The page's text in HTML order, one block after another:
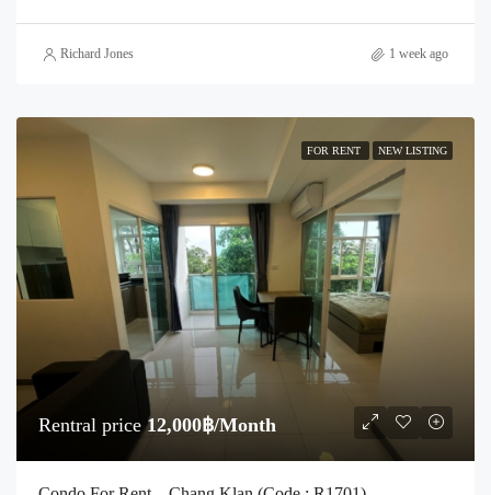
Richard Jones 1 week ago
FOR RENT NEW LISTING
Rentral price12,000฿/Month